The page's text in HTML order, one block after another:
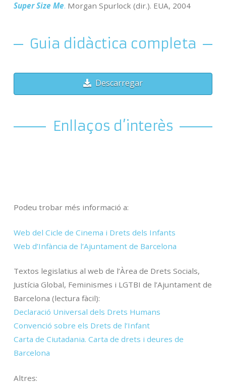
Super Size Me. Morgan Spurlock (dir.). EUA, 2004
Guia didàctica completa
Descarregar
Enllaços d’interès
Podeu trobar més informació a:
Web del Cicle de Cinema i Drets dels Infants
Web d’Infància de l’Ajuntament de Barcelona
Textos legislatius al web de l’Àrea de Drets Socials,
Justícia Global, Feminismes i LGTBI de l’Ajuntament de
Barcelona (lectura fàcil):
Declaració Universal dels Drets Humans
Convenció sobre els Drets de l’Infant
Carta de Ciutadania. Carta de drets i deures de
Barcelona
Altres: